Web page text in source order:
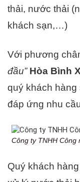
thải, nước thải
khách sạn,…)
Với phương
đầu”Hòa Bình
quý khách hàng
đáp ứng nhu
Công ty TNHH Công
Quý khách